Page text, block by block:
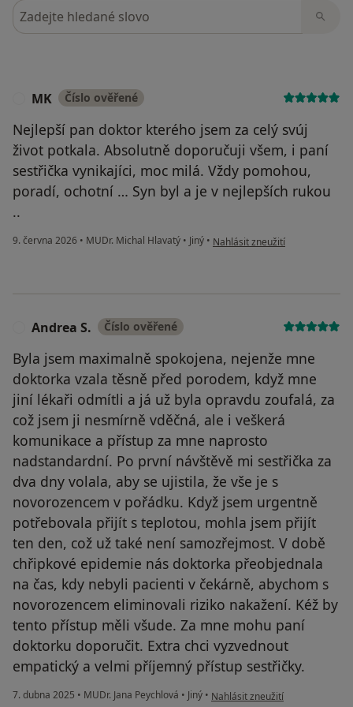
Hledejte v názorech
MK Číslo ověřené
Nejlepší pan doktor kterého jsem za celý svúj
život potkala. Absolutně doporučuji všem, i paní
sestřička vynikajíci, moc milá. Vždy pomohou,
poradí, ochotní … Syn byl a je v nejlepších rukou
..
9. června 2026 • MUDr. Michal Hlavatý • Jiný • podle názoru uživatele MK
Nahlásit zneužití
Andrea S. Číslo ověřené
Byla jsem maximalně spokojena, nejenže mne
doktorka vzala těsně před porodem, když mne
jiní lékaři odmítli a já už byla opravdu zoufalá, za
což jsem ji nesmírně vděčná, ale i veškerá
komunikace a přístup za mne naprosto
nadstandardní. Po první návštěvě mi sestřička za
dva dny volala, aby se ujistila, že vše je s
novorozencem v pořádku. Když jsem urgentně
potřebovala přijít s teplotou, mohla jsem přijít
ten den, což už také není samozřejmost. V době
chřipkové epidemie nás doktorka přeobjednala
na čas, kdy nebyli pacienti v čekárně, abychom s
novorozencem eliminovali riziko nakažení. Kéž by
tento přístup měli všude. Za mne mohu paní
doktorku doporučit. Extra chci vyzvednout
empatický a velmi příjemný přístup sestřičky.
7. dubna 2025 • MUDr. Jana Peychlová • Jiný • podle názoru uživatele Andrea
Nahlásit zneužití